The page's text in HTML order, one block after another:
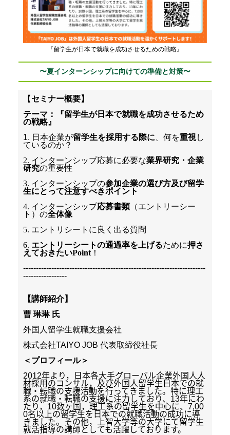
『留学生が日本で就職を成功させるための戦略』
〜夏インターンシップに向けての準備と対策〜
【 セミナー概要】
テーマ：
『留学生が日本で就職を成功させるため
の戦略』
1. 日本企業が留学生を採用する際に、何を重視し
ているのか？
2. インターンシップ応募に必要な業界研究・企業
研究の重要性
3. インターンシップの参加企業の選び方及び留学
生にとって注意すべきポイント
4. インターンシップ応募書類 （エントリーシー
ト）の全体像
5. エントリシートに良く出る質問
6. エントリーシートの通過率を上げるために押さ
えておきたいPoint！
-----------------------------------------------------------------------
-----------------
【講師紹介】
曹 琳琳 氏
外国人留学生就職支援会社
株式会社TAIYO JOB 代表取締役社長
＜プロフィール＞
2012年より，日本各大手グローバル企業外国人人
材採用のコンサル，及び外国人留学生日本での就
職・転職の支援活動を行ってきました。特に理工
系の就職・転職の支援に注力しており、 13年にわ
たり， 10数ヶ国，理工系の留学生を中心に、 7,00
0名以上の留学生を日本での就職活動の成功に導
きました。その他，上智大学等の大学にて留学生
就活指導の講師としても活躍しております。